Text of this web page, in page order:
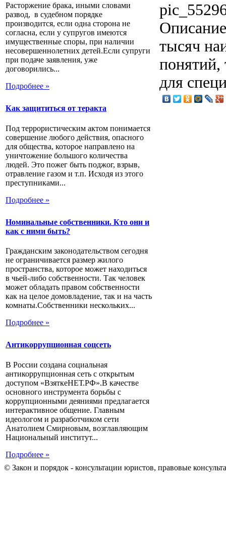
Расторжение брака, иными словами
развод, в судебном порядке
производится, если одна сторона не
согласна, если у супругов имеются
имущественные споры, при наличии
несовершеннолетних детей.Если супруги
при подаче заявления, уже
договорились...
Подробнее »
Как защититься от теракта
Под террористическим актом понимается
совершение любого действия, опасного
для общества, которое направлено на
уничтожение большого количества
людей. Это пожег быть поджог, взрыв,
отравление газом и т.п. Исходя из этого
преступниками...
Подробнее »
Номинальные собственники. Кто они и
как с ними быть?
Гражданским законодательством сегодня
не ограничивается размер жилого
пространства, которое может находиться
в чьей-либо собственности. Так человек
может обладать правом собственности
как на целое домовладение, так и на часть
комнаты.Собственники нескольких...
Подробнее »
Антикоррупционная соцсеть
В России создана социальная
антикоррупционная сеть с открытым
доступом «ВзяткеНЕТ.РФ».В качестве
основного инструмента борьбы с
коррупционными деяниями предлагается
интерактивное общение. Главным
идеологом и разработчиком сети
Анатолием Смирновым, возглавляющим
Национальный институт...
Подробнее »
Описание
тысяч
понятий,
для
© Закон и порядок - консультации юристов, правовые